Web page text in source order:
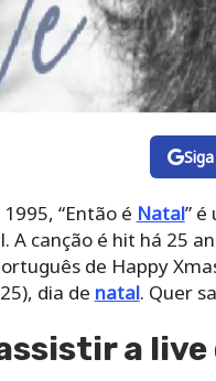
“Então é Natal”
A canção é hit há 25
de Happy
dia de natal. Quer
a live